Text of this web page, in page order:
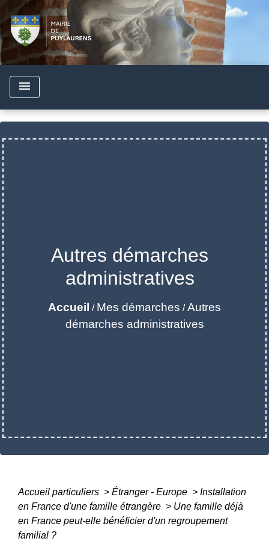
menu
Autres démarches
administratives
Accueil / Mes démarches /Autres
démarches administratives
Accueil particuliers > Étranger - Europe > Installation
en France d'une famille étrangère > Une famille déjà
en France peut-elle bénéficier d'un regroupement
familial ?